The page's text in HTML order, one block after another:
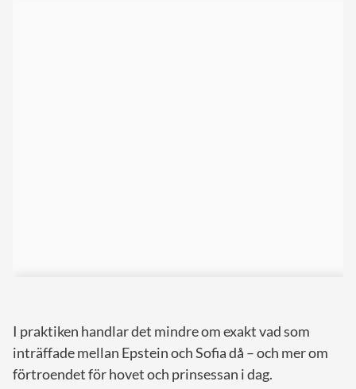
I praktiken handlar det mindre om exakt vad som
inträffade mellan Epstein och Sofia då – och mer om
förtroendet för hovet och prinsessan i dag.